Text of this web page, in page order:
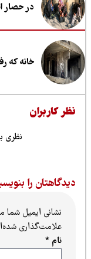
در حصار انگِ
خانه که رفت،
کاربران
نظری
را بنویسید
نشانی ایمیل شما
علامت‌گذاری شده‌اند*